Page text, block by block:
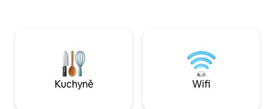
na naši luxusní postel velikosti king a
užijte si deštivý den. Pohodlí a relaxace
už jsou tady – zbytek je jen na tobě!
útočiště na
Nemůžeme se
Kuchyně Wifi